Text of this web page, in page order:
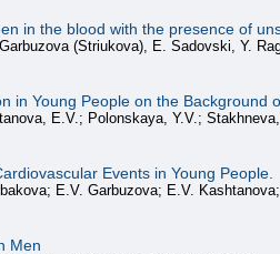
in the blood with the presence of
(Striukova), E. Sadovski, Y.
in Young People on the Background
E.V.; Polonskaya, Y.V.;
Events in Young People.
E.V. Garbuzova; E.V.
Men